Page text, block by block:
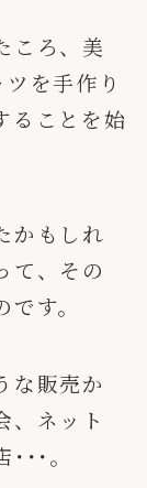
ころ、美
を手作り
ることを始
かもしれ
て、その
す。
な販売か
、ネット
･･。